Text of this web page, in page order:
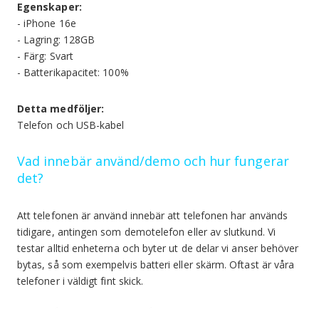
Egenskaper:
- iPhone 16e
- Lagring: 128GB
- Färg: Svart
- Batterikapacitet: 100%
Detta medföljer:
Telefon och USB-kabel
Vad innebär använd/demo och hur fungerar
det?
Att telefonen är använd innebär att telefonen har används
tidigare, antingen som demotelefon eller av slutkund. Vi
testar alltid enheterna och byter ut de delar vi anser behöver
bytas, så som exempelvis batteri eller skärm. Oftast är våra
telefoner i väldigt fint skick.